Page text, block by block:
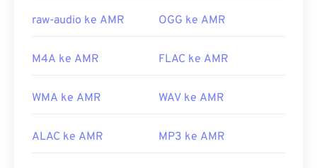
https://en.wikipedia.org/wiki/Adaptive_Multi-
https://www.etsi.org/
raw-audio ke AMR OGG ke AMR
M4A ke AMR FLAC ke AMR
WMA ke AMR WAV ke AMR
ALAC ke AMR MP3 ke AMR